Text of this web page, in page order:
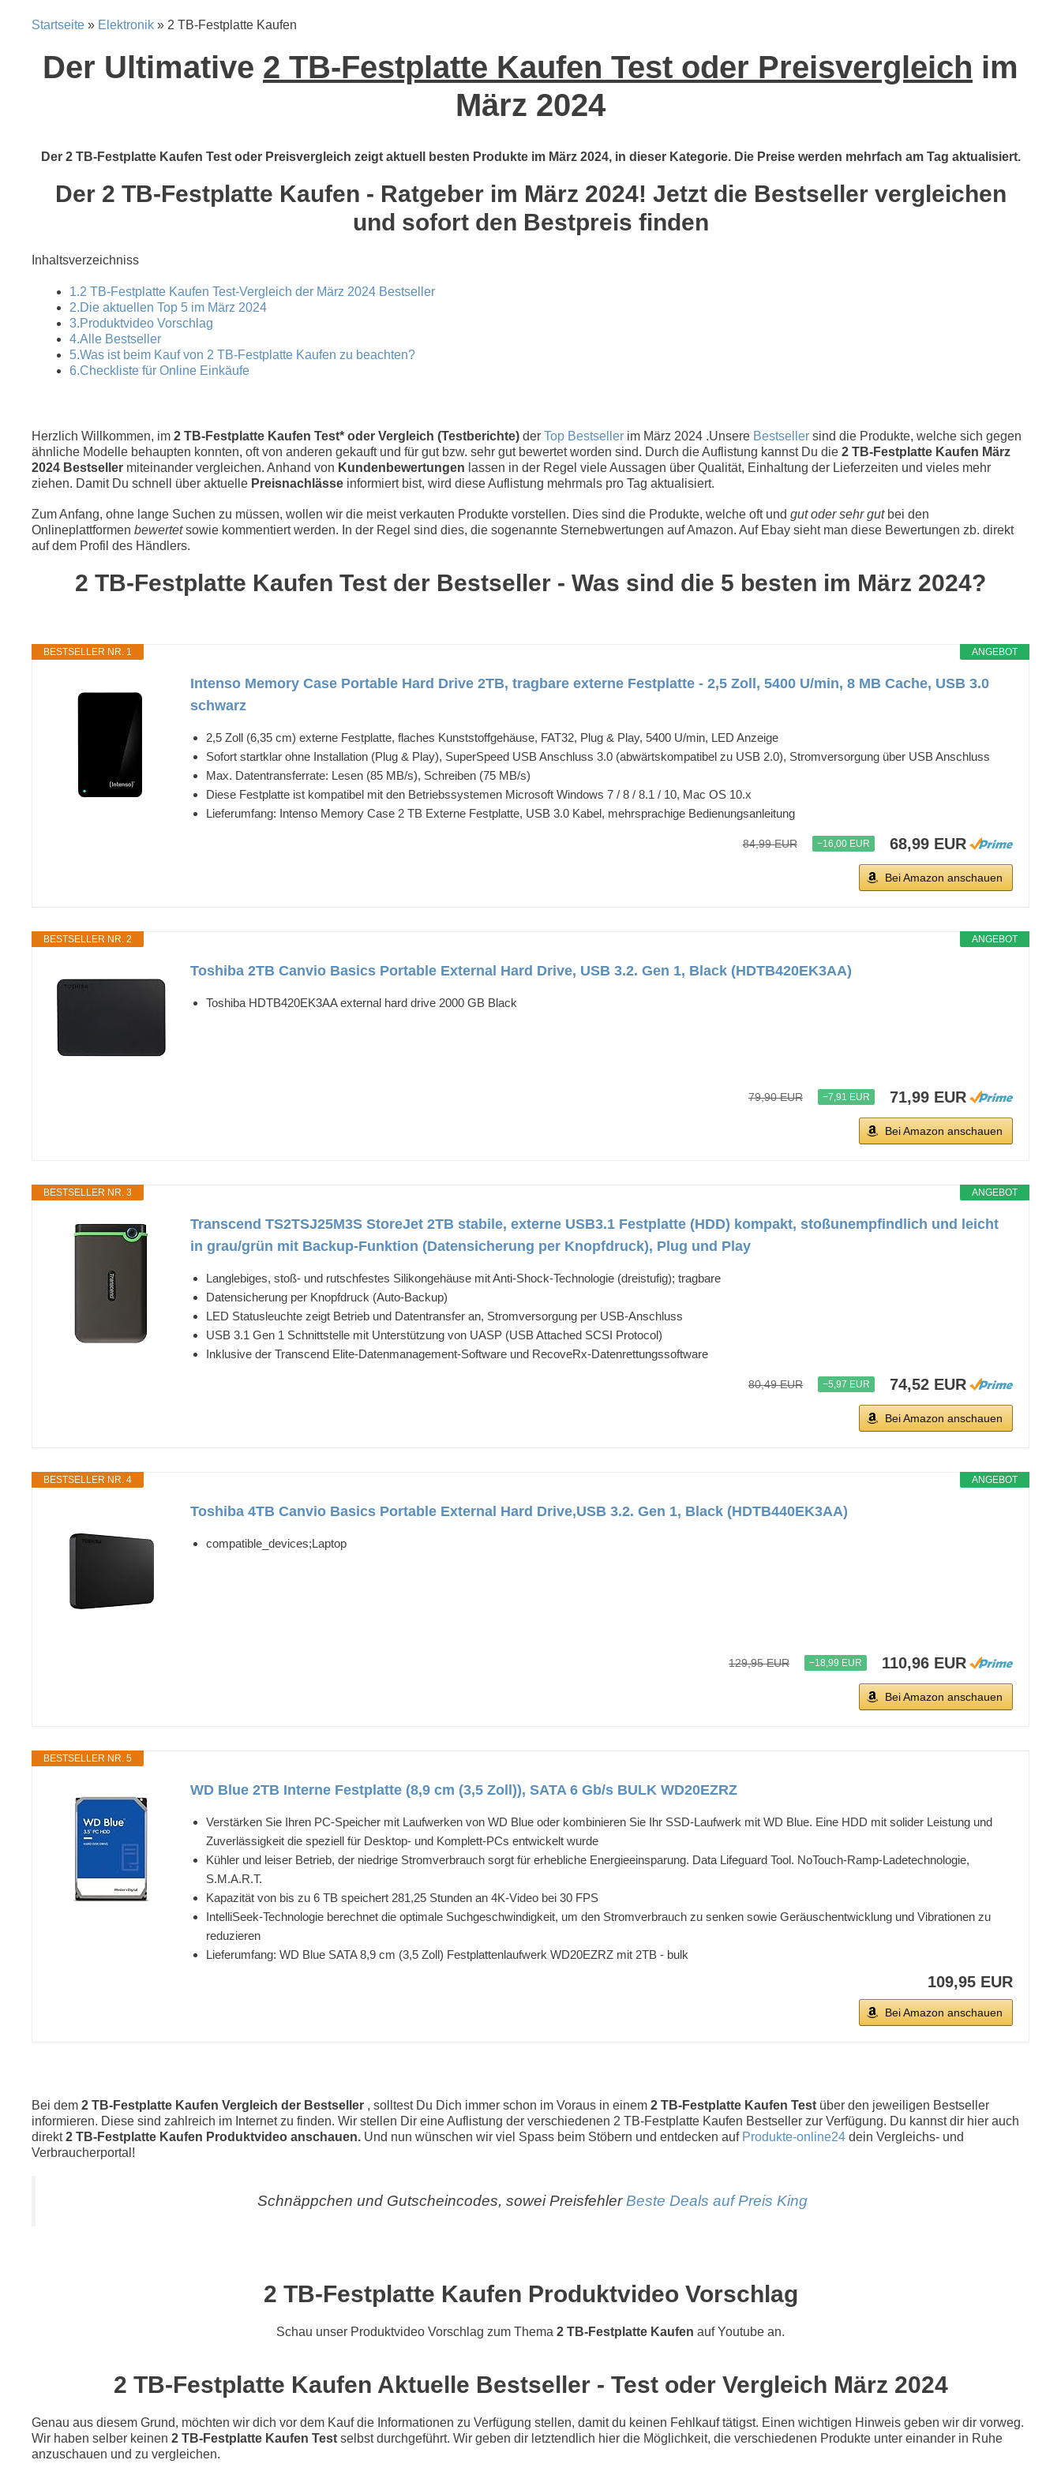
Startseite » Elektronik » 2 TB-Festplatte Kaufen
Der Ultimative 2 TB-Festplatte Kaufen Test oder Preisvergleich im
März 2024
Der 2 TB-Festplatte Kaufen Test oder Preisvergleich zeigt aktuell besten Produkte im März 2024, in dieser Kategorie. Die Preise werden mehrfach am Tag aktualisiert.
Der 2 TB-Festplatte Kaufen - Ratgeber im März 2024! Jetzt die Bestseller vergleichen
und sofort den Bestpreis finden
Inhaltsverzeichniss
1.2 TB-Festplatte Kaufen Test-Vergleich der März 2024 Bestseller
2.Die aktuellen Top 5 im März 2024
3.Produktvideo Vorschlag
4.Alle Bestseller
5.Was ist beim Kauf von 2 TB-Festplatte Kaufen zu beachten?
6.Checkliste für Online Einkäufe
Herzlich Willkommen, im 2 TB-Festplatte Kaufen Test* oder Vergleich (Testberichte) der Top Bestseller im März 2024 .Unsere Bestseller sind die Produkte, welche sich gegen
ähnliche Modelle behaupten konnten, oft von anderen gekauft und für gut bzw. sehr gut bewertet worden sind. Durch die Auflistung kannst Du die 2 TB-Festplatte Kaufen März
2024 Bestseller miteinander vergleichen. Anhand von Kundenbewertungen lassen in der Regel viele Aussagen über Qualität, Einhaltung der Lieferzeiten und vieles mehr
ziehen. Damit Du schnell über aktuelle Preisnachlässe informiert bist, wird diese Auflistung mehrmals pro Tag aktualisiert.
Zum Anfang, ohne lange Suchen zu müssen, wollen wir die meist verkauten Produkte vorstellen. Dies sind die Produkte, welche oft und gut oder sehr gutbei den
Onlineplattformen bewertetsowie kommentiert werden. In der Regel sind dies, die sogenannte Sternebwertungen auf Amazon. Auf Ebay sieht man diese Bewertungen zb. direkt
auf dem Profil des Händlers.
2 TB-Festplatte Kaufen Test der Bestseller - Was sind die 5 besten im März 2024?
ANGEBOT
BESTSELLER NR. 1
Intenso Memory Case Portable Hard Drive 2TB, tragbare externe Festplatte - 2,5 Zoll, 5400 U/min, 8 MB Cache, USB 3.0
schwarz
2,5 Zoll (6,35 cm) externe Festplatte, flaches Kunststoffgehäuse, FAT32, Plug & Play, 5400 U/min, LED Anzeige
Sofort startklar ohne Installation (Plug & Play), SuperSpeed USB Anschluss 3.0 (abwärtskompatibel zu USB 2.0), Stromversorgung über USB Anschluss
Max. Datentransferrate: Lesen (85 MB/s), Schreiben (75 MB/s)
Diese Festplatte ist kompatibel mit den Betriebssystemen Microsoft Windows 7 / 8 / 8.1 / 10, Mac OS 10.x
Lieferumfang: Intenso Memory Case 2 TB Externe Festplatte, USB 3.0 Kabel, mehrsprachige Bedienungsanleitung
84,99 EUR −16,00 EUR 68,99 EUR
Bei Amazon anschauen
ANGEBOT
BESTSELLER NR. 2
Toshiba 2TB Canvio Basics Portable External Hard Drive, USB 3.2. Gen 1, Black (HDTB420EK3AA)
Toshiba HDTB420EK3AA external hard drive 2000 GB Black
79,90 EUR −7,91 EUR 71,99 EUR
Bei Amazon anschauen
ANGEBOT
BESTSELLER NR. 3
Transcend TS2TSJ25M3S StoreJet 2TB stabile, externe USB3.1 Festplatte (HDD) kompakt, stoßunempfindlich und leicht
in grau/grün mit Backup-Funktion (Datensicherung per Knopfdruck), Plug und Play
Langlebiges, stoß- und rutschfestes Silikongehäuse mit Anti-Shock-Technologie (dreistufig); tragbare
Datensicherung per Knopfdruck (Auto-Backup)
LED Statusleuchte zeigt Betrieb und Datentransfer an, Stromversorgung per USB-Anschluss
USB 3.1 Gen 1 Schnittstelle mit Unterstützung von UASP (USB Attached SCSI Protocol)
Inklusive der Transcend Elite-Datenmanagement-Software und RecoveRx-Datenrettungssoftware
80,49 EUR −5,97 EUR 74,52 EUR
Bei Amazon anschauen
ANGEBOT
BESTSELLER NR. 4
Toshiba 4TB Canvio Basics Portable External Hard Drive,USB 3.2. Gen 1, Black (HDTB440EK3AA)
compatible_devices;Laptop
129,95 EUR −18,99 EUR 110,96 EUR
Bei Amazon anschauen
BESTSELLER NR. 5
WD Blue 2TB Interne Festplatte (8,9 cm (3,5 Zoll)), SATA 6 Gb/s BULK WD20EZRZ
Verstärken Sie Ihren PC-Speicher mit Laufwerken von WD Blue oder kombinieren Sie Ihr SSD-Laufwerk mit WD Blue. Eine HDD mit solider Leistung und
Zuverlässigkeit die speziell für Desktop- und Komplett-PCs entwickelt wurde
Kühler und leiser Betrieb, der niedrige Stromverbrauch sorgt für erhebliche Energieeinsparung. Data Lifeguard Tool. NoTouch-Ramp-Ladetechnologie,
S.M.A.R.T.
Kapazität von bis zu 6 TB speichert 281,25 Stunden an 4K-Video bei 30 FPS
IntelliSeek-Technologie berechnet die optimale Suchgeschwindigkeit, um den Stromverbrauch zu senken sowie Geräuschentwicklung und Vibrationen zu
reduzieren
Lieferumfang: WD Blue SATA 8,9 cm (3,5 Zoll) Festplattenlaufwerk WD20EZRZ mit 2TB - bulk
109,95 EUR
Bei Amazon anschauen
Bei dem 2 TB-Festplatte Kaufen Vergleich der Bestseller , solltest Du Dich immer schon im Voraus in einem 2 TB-Festplatte Kaufen Test über den jeweiligen Bestseller
informieren. Diese sind zahlreich im Internet zu finden. Wir stellen Dir eine Auflistung der verschiedenen 2 TB-Festplatte Kaufen Bestseller zur Verfügung. Du kannst dir hier auch
direkt2 TB-Festplatte Kaufen Produktvideo anschauen. Und nun wünschen wir viel Spass beim Stöbern und entdecken auf Produkte-online24 dein Vergleichs- und
Verbraucherportal!
Schnäppchen und Gutscheincodes, sowei Preisfehler Beste Deals auf Preis King
2 TB-Festplatte Kaufen Produktvideo Vorschlag
Schau unser Produktvideo Vorschlag zum Thema 2 TB-Festplatte Kaufen auf Youtube an.
2 TB-Festplatte Kaufen Aktuelle Bestseller - Test oder Vergleich März 2024
Genau aus diesem Grund, möchten wir dich vor dem Kauf die Informationen zu Verfügung stellen, damit du keinen Fehlkauf tätigst. Einen wichtigen Hinweis geben wir dir vorweg.
Wir haben selber keinen 2 TB-Festplatte Kaufen Test selbst durchgeführt. Wir geben dir letztendlich hier die Möglichkeit, die verschiedenen Produkte unter einander in Ruhe
anzuschauen und zu vergleichen.